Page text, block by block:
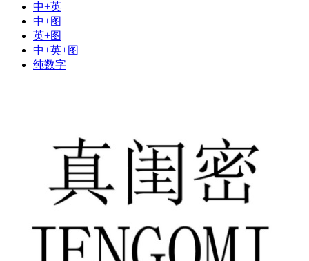
中+英
中+图
英+图
中+英+图
纯数字